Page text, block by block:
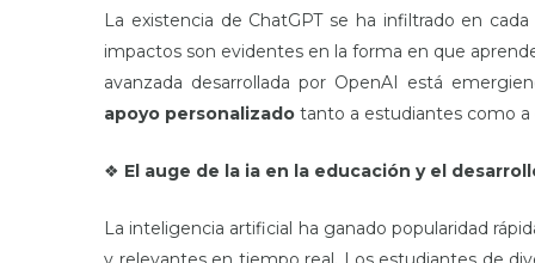
La existencia de ChatGPT se ha infiltrado en
impactos son evidentes en la forma en que
avanzada desarrollada por OpenAI está
apoyo personalizado tanto a estudiantes como a
❖ El auge de la ia en la educación y el
La inteligencia artificial ha ganado popularidad